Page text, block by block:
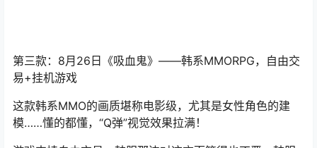
易+挂机游戏